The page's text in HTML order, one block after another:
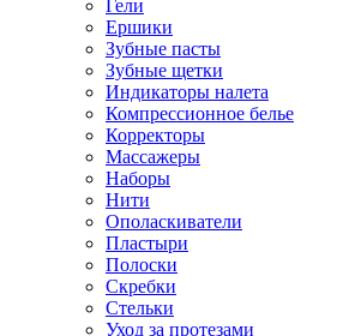
Гели
Ершики
Зубные пасты
Зубные щетки
Индикаторы налета
Компрессионное белье
Корректоры
Массажеры
Наборы
Нити
Ополаскиватели
Пластыри
Полоски
Скребки
Стельки
Уход за протезами